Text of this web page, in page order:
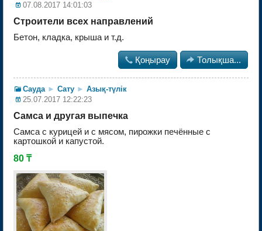
07.08.2017 14:01:03
Строители всех направлений
Бетон, кладка, крыша и т.д.
 Қоңырау  Толықша...
Сауда ► Сату ► Азық-түлік
25.07.2017 12:22:23
Самса и другая выпечка
Самса с курицей и с мясом, пирожки печённые с
картошкой и капустой.
80 ₸